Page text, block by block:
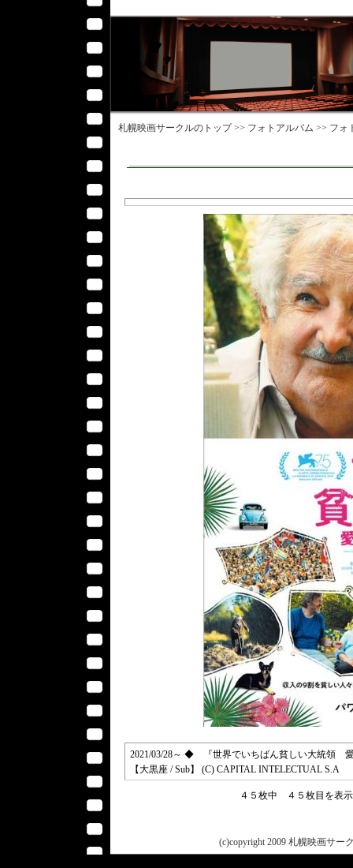
札幌映画サークルのトップ >> フォトアルバム >> フォ
2021/03/28～ ◆ 『世界でいちばん貧しい大統領 愛
【大黒座 / Sub】 (C) CAPITAL INTELECTUAL S.A
４５枚中 ４５枚目を表
(c)copyright 2009 札幌映画サー